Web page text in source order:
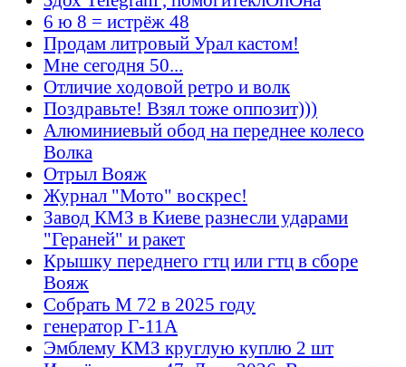
6 ю 8 = истрёж 48
Продам литровый Урал кастом!
Мне сегодня 50...
Отличие ходовой ретро и волк
Поздравьте! Взял тоже оппозит)))
Алюминиевый обод на переднее колесо
Волка
Отрыл Вояж
Журнал "Мото" воскрес!
Завод КМЗ в Киеве разнесли ударами
"Гераней" и ракет
Крышку переднего гтц или гтц в сборе
Вояж
Собрать М 72 в 2025 году
генератор Г-11А
Эмблему КМЗ круглую куплю 2 шт